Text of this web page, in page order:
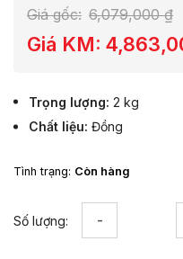
Giá gốc: 6,079,000₫
Giá KM:
Trọng lượng 2 kg
Chất liệu Đồng
Tình trạng: Còn hàng
Số lượng: